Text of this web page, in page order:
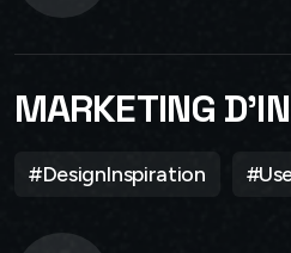
MARKETING
#DesignInspiration